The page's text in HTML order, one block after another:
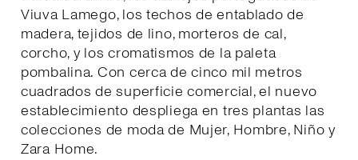
Viuva Lamego, los techos de entablado de
madera, tejidos de lino, morteros de cal,
corcho, y los cromatismos de la paleta
pombalina. Con cerca de cinco mil metros
cuadrados de superficie comercial, el nuevo
establecimiento despliega en tres plantas las
colecciones de moda de Mujer, Hombre, Niño y
Zara Home.